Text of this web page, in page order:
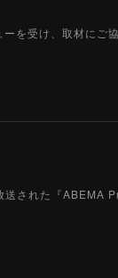
を受け、取材にご
された『ABEMA